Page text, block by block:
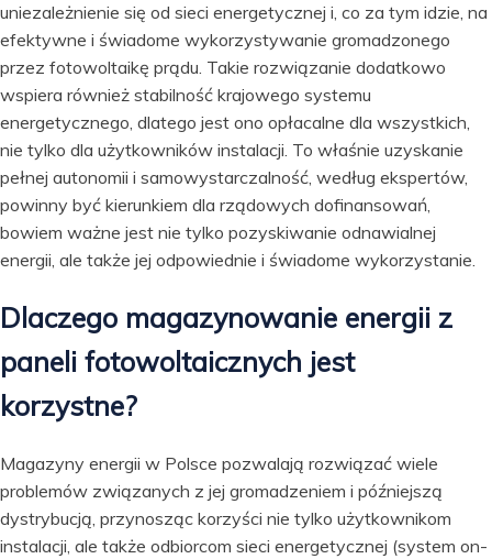
uniezależnienie się od sieci energetycznej i, co za tym idzie, na
efektywne i świadome wykorzystywanie gromadzonego
przez fotowoltaikę prądu. Takie rozwiązanie dodatkowo
wspiera również stabilność krajowego systemu
energetycznego, dlatego jest ono opłacalne dla wszystkich,
nie tylko dla użytkowników instalacji. To właśnie uzyskanie
pełnej autonomii i samowystarczalność, według ekspertów,
powinny być kierunkiem dla rządowych dofinansowań,
bowiem ważne jest nie tylko pozyskiwanie odnawialnej
energii, ale także jej odpowiednie i świadome wykorzystanie.
Dlaczego magazynowanie energii z
paneli fotowoltaicznych jest
korzystne?
Magazyny energii w Polsce pozwalają rozwiązać wiele
problemów związanych z jej gromadzeniem i późniejszą
dystrybucją, przynosząc korzyści nie tylko użytkownikom
instalacji, ale także odbiorcom sieci energetycznej (system on-